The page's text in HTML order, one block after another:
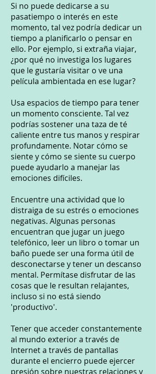
Si no puede dedicarse a su
pasatiempo o interés en este
momento, tal vez podría dedicar un
tiempo a planificarlo o pensar en
ello. Por ejemplo, si extraña viajar,
¿por qué no investiga los lugares
que le gustaría visitar o ve una
película ambientada en ese lugar?
Usa espacios de tiempo para tener
un momento consciente. Tal vez
podrías sostener una taza de té
caliente entre tus manos y respirar
profundamente. Notar cómo se
siente y cómo se siente su cuerpo
puede ayudarlo a manejar las
emociones difíciles.
Encuentre una actividad que lo
distraiga de su estrés o emociones
negativas. Algunas personas
encuentran que jugar un juego
telefónico, leer un libro o tomar un
baño puede ser una forma útil de
desconectarse y tener un descanso
mental. Permítase disfrutar de las
cosas que le resultan relajantes,
incluso si no está siendo
'productivo'.
Tener que acceder constantemente
al mundo exterior a través de
Internet a través de pantallas
durante el encierro puede ejercer
presión sobre nuestras relaciones y